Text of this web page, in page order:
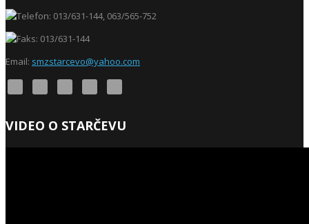
013/631-144, 063/565-752
013/631-144
Email: smzstarcevo@yahoo.com
VIDEO O STARČEVU